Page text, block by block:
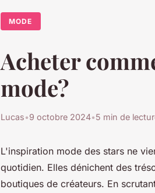
MODE
Acheter
mode?
Lucas•9 octobre 2024•5 min de
L'inspiration mode des stars ne
quotidien. Elles dénichent des
boutiques de créateurs. En